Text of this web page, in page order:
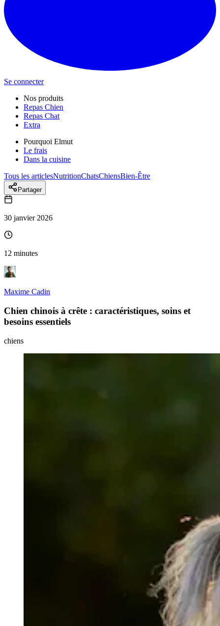
Se connecter
Nos produits
Repas Chien
Repas Chat
Extra
Pourquoi Elmut
Le frais
Dans la cuisine
Tous les articlesNutritionChatsChiensBien-Être
Partager
30 janvier 2026
12 minutes
Maxime Cadin
Chien chinois à crête : caractéristiques, soins et
besoins essentiels
chiens